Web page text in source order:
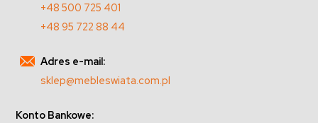
+48 500 725 401
+48 95 722 88 44
Adres e-mail:
sklep@mebleswiata.com.pl
Konto Bankowe: